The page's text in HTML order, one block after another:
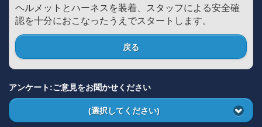
ヘルメットとハーネスを装着、スタッフによる安全確
認を十分におこなったうえでスタートします。
戻る
アンケート:ご意見をお聞かせください
(選択してください)